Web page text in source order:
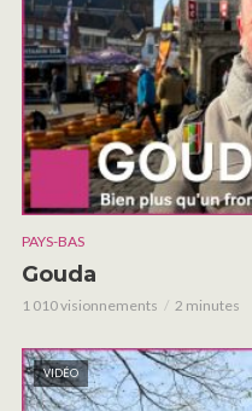
PAYS-BAS
Gouda
1 010 visionnements 2 minutes
VIDÉO